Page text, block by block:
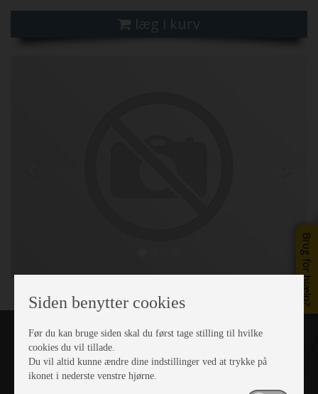
Brug for hjælp?
læg i kurv
Siden benytter cookies
Før du kan bruge siden skal du først tage stilling til hvilke
cookies du vil tillade.
Du vil altid kunne ændre dine indstillinger ved at trykke på
ikonet i nederste venstre hjørne.